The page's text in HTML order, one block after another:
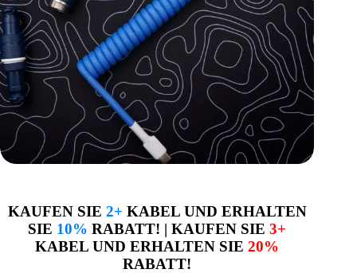
KAUFEN SIE 2+ KABEL UND ERHALTEN
SIE 10% RABATT! | KAUFEN SIE3+
KABEL UND ERHALTEN SIE20%
RABATT!